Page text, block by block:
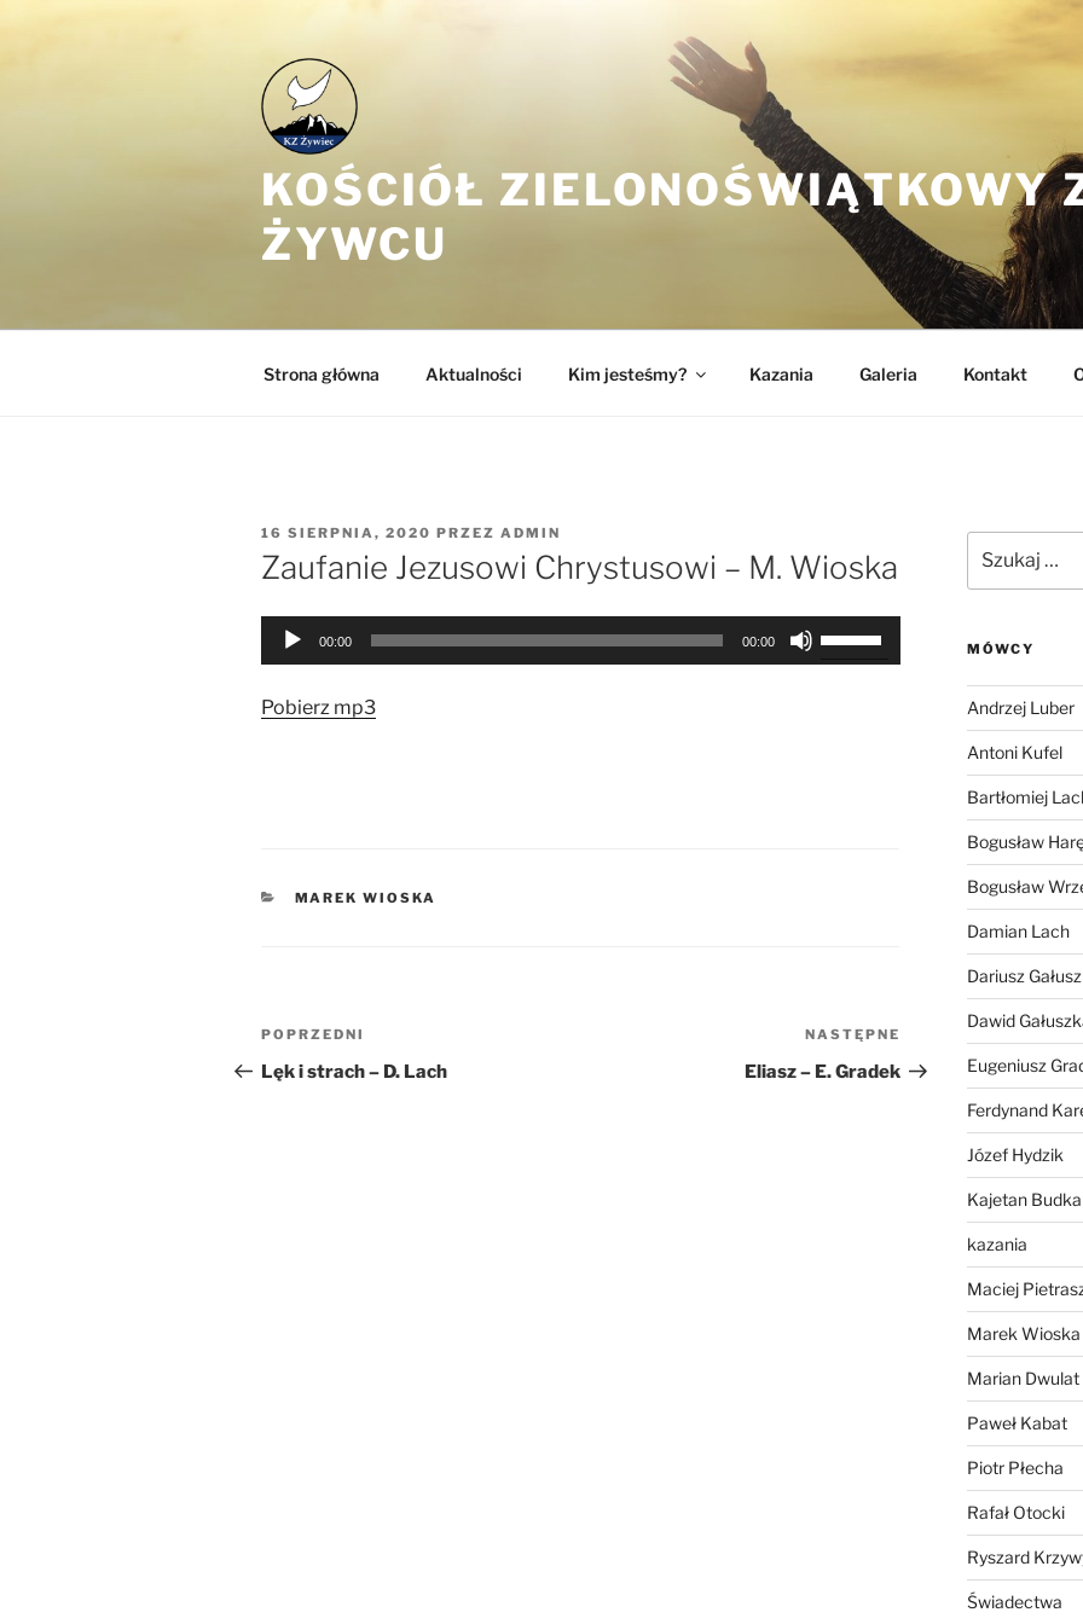
KOŚCIÓŁ ZIELONOŚWIĄTKOWY
ŻYWCU
Strona główna Aktualności Kim jesteśmy? Kazania Galeria Kontakt
OPUBLIKOWANE
W
16 SIERPNIA, 2020 PRZEZ ADMIN
Zaufanie Jezusowi Chrystusowi – M. Wioska
Odtwarzacz
00:00 00:00
Pobierz mp3
KATEGORIE
MAREK WIOSKA
Nawigacja
wpisu
Poprzedni
wpis
POPRZEDNI
Lęk i strach – D. Lach
Następny
wpis
NASTĘPNE
Eliasz – E. Gradek
MÓWCY
Andrzej Luber
Antoni Kufel
Bartłomiej
Bogusław
Bogusław
Damian Lach
Dariusz
Dawid
Eugeniusz
Ferdynand
Józef Hydzik
Kajetan Budka
kazania
Maciej
Marek Wioska
Marian Dwulat
Paweł Kabat
Piotr Płecha
Rafał Otocki
Ryszard
Świadectwa